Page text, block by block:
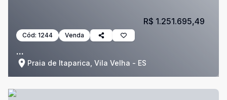
Cód: 1244 Venda
...
Praia de Itaparica, Vila Velha - ES
R$ 1.251.695,49